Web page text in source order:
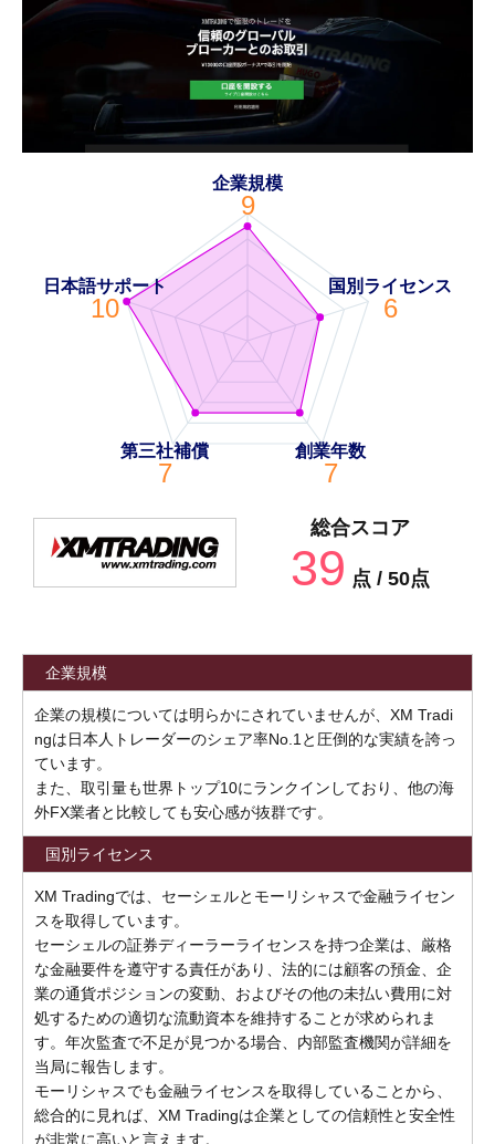
企業規模
9
国別ライセンス
6
創業年数
7
第三社補償
7
日本語サポート
10
総合スコア
39 点 / 50点
企業規模
企業の規模については明らかにされていませんが、XM Tradi
ngは日本人トレーダーのシェア率No.1と圧倒的な実績を誇っ
ています。
また、取引量も世界トップ10にランクインしており、他の海
外FX業者と比較しても安心感が抜群です。
国別ライセンス
XM Tradingでは、セーシェルとモーリシャスで金融ライセン
スを取得しています。
セーシェルの証券ディーラーライセンスを持つ企業は、厳格
な金融要件を遵守する責任があり、法的には顧客の預金、企
業の通貨ポジションの変動、およびその他の未払い費用に対
処するための適切な流動資本を維持することが求められま
す。年次監査で不足が見つかる場合、内部監査機関が詳細を
当局に報告します。
モーリシャスでも金融ライセンスを取得していることから、
総合的に見れば、XM Tradingは企業としての信頼性と安全性
が非常に高いと言えます。